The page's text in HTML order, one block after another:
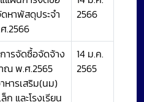
หาพัสดุประจำ
.2566
2566
ารจัดซื้อจัดจ้าง
ณ พ.ศ.2565
หารเสริม(นม)
และโรงเรียน
14 ม.ค.
2565